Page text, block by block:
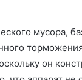
мусора,
он